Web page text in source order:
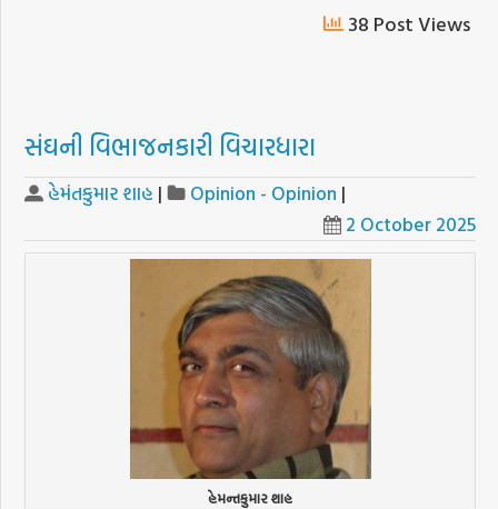
38 Post Views
સંઘની વિભાજનકારી વિચારધારા
હેમંતકુમાર શાહ | Opinion - Opinion |
2 October 2025
હેમન્તકુમાર શાહ